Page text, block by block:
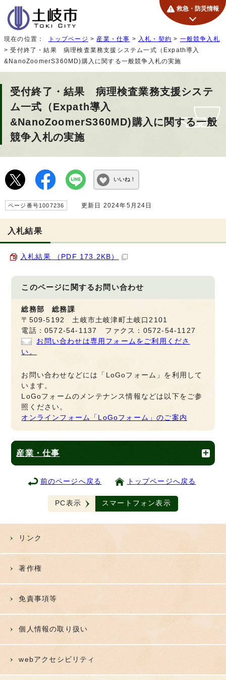
救急・防災情報
現在の位置： トップページ > 産業・仕事 > 入札・契約 > 一般競争入札
> 受付終了・結果 病理検査業務支援システム一式（Expath導入
&NanoZoomerS360MD)購入に関する一般競争入札の実施
受付終了・結果 病理検査業務支援システ
ム一式（Expath導入
&NanoZoomerS360MD)購入に関する一般
競争入札の実施
いいね！
ページ番号1007236 更新日 2024年5月24日
入札結果
入札結果 （PDF 173.2KB）
このページに関するお問い合わせ
総務部 総務課
〒509-5192 土岐市土岐津町土岐口2101
電話：0572-54-1137 ファクス：0572-54-1127
お問い合わせは専用フォームをご利用くださ
い。
お問い合わせなどには「LoGoフォーム」を利用して
います。
LoGoフォームのメンテナンス情報などは以下をご参
照ください。
オンラインフォーム「LoGoフォーム」のご案内
産業・仕事
前のページへ戻る トップページへ戻る
PC表示 スマートフォン表示
リンク
著作権
免責事項等
個人情報の取り扱い
webアクセシビリティ